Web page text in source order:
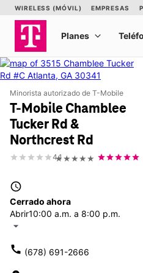
Minorista autorizado de T-Mobile
T-Mobile Chamblee
Tucker Rd &
Northcrest Rd
★★★★★
4.1
access_time
Cerrado ahora
Abrir10:00 a.m. a 8:00 p.m.
arrow_drop_down
call (678) 691-2666